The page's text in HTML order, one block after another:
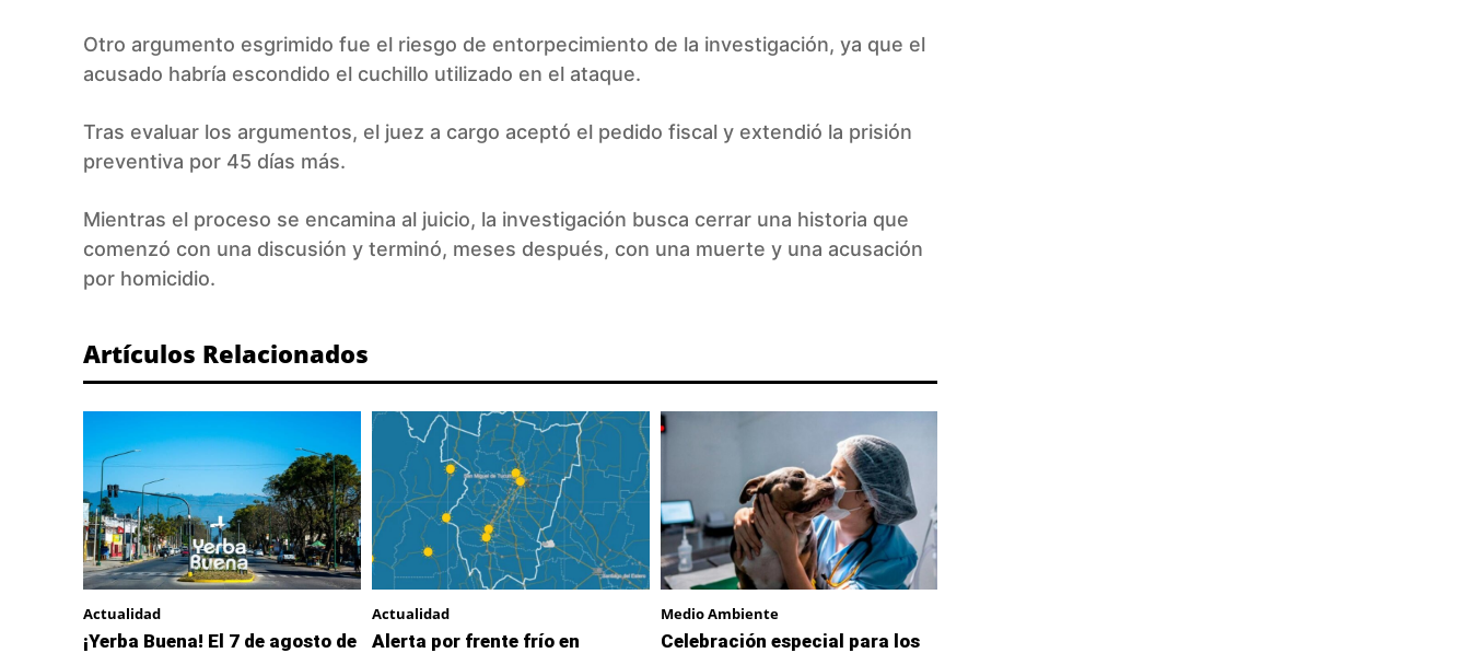
Otro argumento esgrimido fue el riesgo de entorpecimiento de la investigación, ya que el
acusado habría escondido el cuchillo utilizado en el ataque.
Tras evaluar los argumentos, el juez a cargo aceptó el pedido fiscal y extendió la prisión
preventiva por 45 días más.
Mientras el proceso se encamina al juicio, la investigación busca cerrar una historia que
comenzó con una discusión y terminó, meses después, con una muerte y una acusación
por homicidio.
Artículos Relacionados
Actualidad
¡Yerba Buena! El 7 de agosto de
Actualidad
Alerta por frente frío en
Medio Ambiente
Celebración especial para los